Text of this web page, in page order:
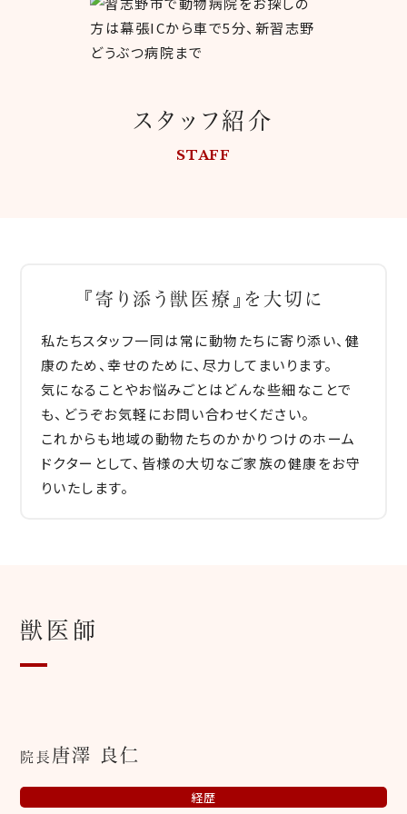
スタッフ紹介
STAFF
『寄り添う獣医療』を大切に
私たちスタッフ一同は常に動物たちに寄り添い、健
康のため、幸せのために、尽力してまいります。
気になることやお悩みごとはどんな些細なことで
も、どうぞお気軽にお問い合わせください。
これからも地域の動物たちのかかりつけのホーム
ドクターとして、皆様の大切なご家族の健康をお守
りいたします。
獣医師
院長 唐澤 良仁
経歴